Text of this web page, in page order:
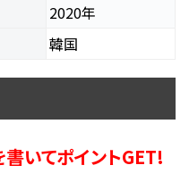
2020年
韓国
いてポイントGET!